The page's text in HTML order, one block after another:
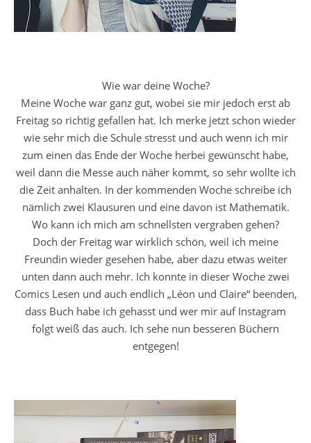
Wie war deine Woche?
Meine Woche war ganz gut, wobei sie mir jedoch erst ab
Freitag so richtig gefallen hat. Ich merke jetzt schon wieder
wie sehr mich die Schule stresst und auch wenn ich mir
zum einen das Ende der Woche herbei gewünscht habe,
weil dann die Messe auch näher kommt, so sehr wollte ich
die Zeit anhalten. In der kommenden Woche schreibe ich
nämlich zwei Klausuren und eine davon ist Mathematik.
Wo kann ich mich am schnellsten vergraben gehen?
Doch der Freitag war wirklich schön, weil ich meine
Freundin wieder gesehen habe, aber dazu etwas weiter
unten dann auch mehr. Ich konnte in dieser Woche zwei
Comics Lesen und auch endlich „Léon und Claire“ beenden,
dass Buch habe ich gehasst und wer mir auf Instagram
folgt weiß das auch. Ich sehe nun besseren Büchern
entgegen!